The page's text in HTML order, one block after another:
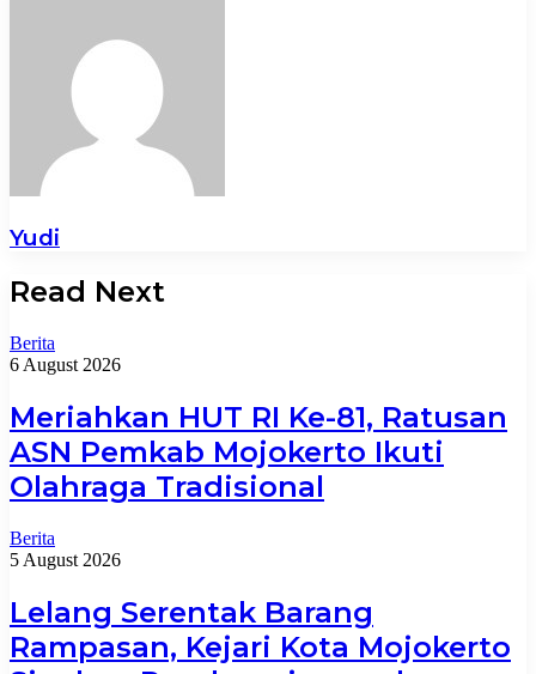
Yudi
Read Next
Berita
6 August 2026
Meriahkan HUT RI Ke-81, Ratusan
ASN Pemkab Mojokerto Ikuti
Olahraga Tradisional
Berita
5 August 2026
Lelang Serentak Barang
Rampasan, Kejari Kota Mojokerto